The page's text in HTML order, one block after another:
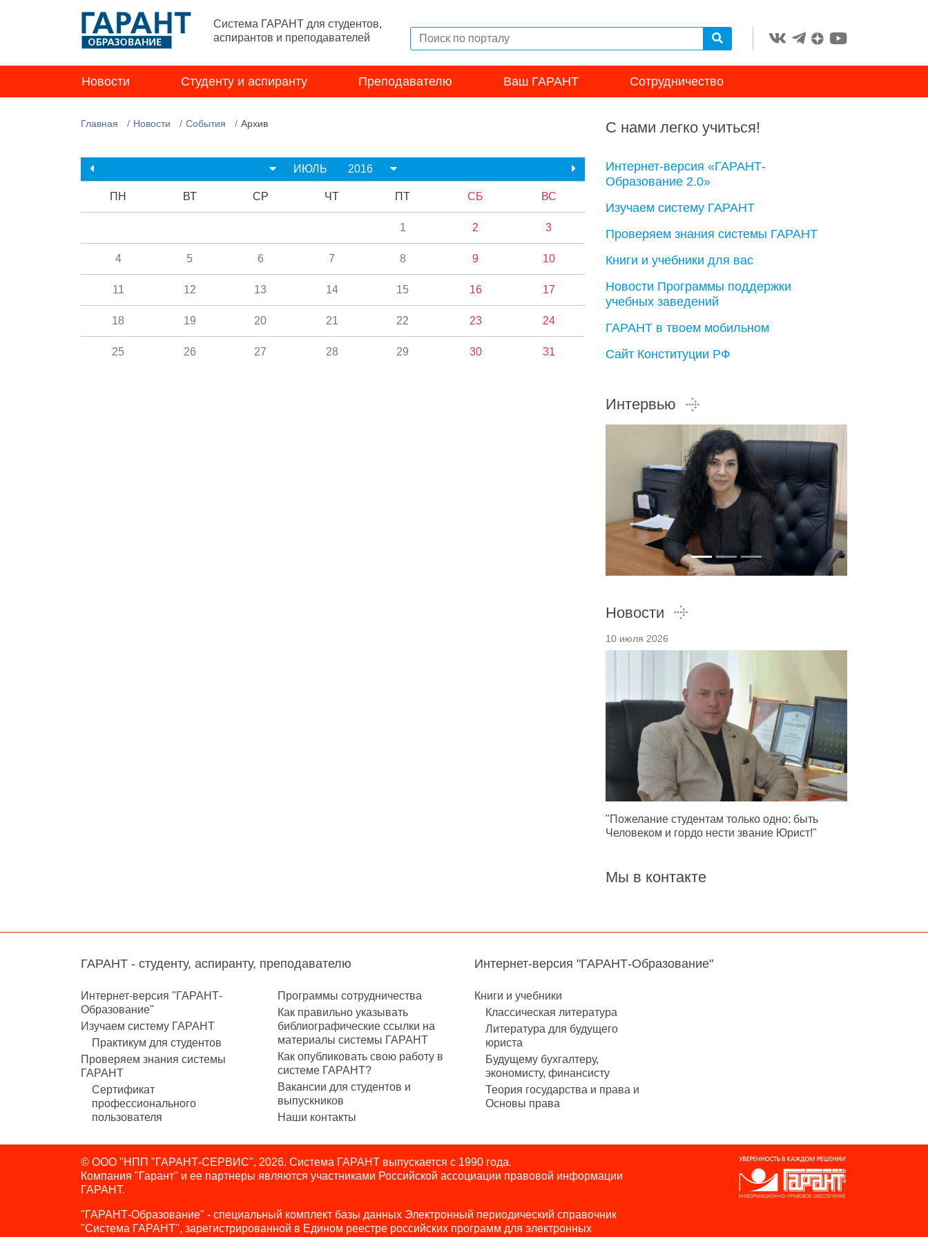
Система ГАРАНТ для студентов,
аспирантов и преподавателей
Новости Студенту и аспиранту Преподавателю Ваш ГАРАНТ Сотрудничество
Главная Новости События Архив
ИЮЛЬ 2016
ПН ВТ СР ЧТ ПТ СБ ВС
1 2 3
4 5 6 7 8 9 10
11 12 13 14 15 16 17
18 19 20 21 22 23 24
25 26 27 28 29 30 31
С нами легко учиться!
Интернет-версия «ГАРАНТ-
Образование 2.0»
Изучаем систему ГАРАНТ
Проверяем знания системы ГАРАНТ
Книги и учебники для вас
Новости Программы поддержки
учебных заведений
ГАРАНТ в твоем мобильном
Сайт Конституции РФ
Интервью
Новости
10 июля 2026
"Пожелание студентам только одно: быть
Человеком и гордо нести звание Юрист!"
Мы в контакте
ГАРАНТ - студенту, аспиранту, преподавателю
Интернет-версия "ГАРАНТ-
Образование"
Изучаем систему ГАРАНТ
Практикум для студентов
Проверяем знания системы
ГАРАНТ
Сертификат
профессионального
пользователя
Программы сотрудничества
Как правильно указывать
библиографические ссылки на
материалы системы ГАРАНТ
Как опубликовать свою работу в
системе ГАРАНТ?
Вакансии для студентов и
выпускников
Наши контакты
Интернет-версия "ГАРАНТ-Образование"
Книги и учебники
Классическая литература
Литература для будущего
юриста
Будущему бухгалтеру,
экономисту, финансисту
Теория государства и права и
Основы права
© ООО "НПП "ГАРАНТ-СЕРВИС", 2026. Система ГАРАНТ выпускается с 1990 года.
Компания "Гарант" и ее партнеры являются участниками Российской ассоциации правовой информации
ГАРАНТ.
"ГАРАНТ-Образование" - специальный комплект базы данных Электронный периодический справочник
"Система ГАРАНТ", зарегистрированной в Едином реестре российских программ для электронных